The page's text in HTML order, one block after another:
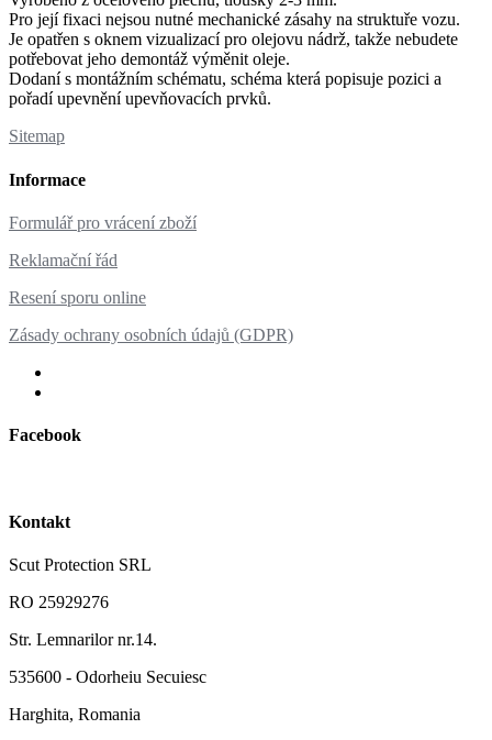
Pro její fixaci nejsou nutné mechanické zásahy na struktuře vozu.
Je opatřen s oknem vizualizací pro olejovu nádrž, takže nebudete
potřebovat jeho demontáž výměnit oleje.
Dodaní s montážním schématu, schéma která popisuje pozici a
pořadí upevnění upevňovacích prvků.
Sitemap
Informace
Formulář pro vrácení zboží
Reklamační řád
Resení sporu online
Zásady ochrany osobních údajů (GDPR)
Facebook
Kontakt
Scut Protection SRL
RO 25929276
Str. Lemnarilor nr.14.
535600 - Odorheiu Secuiesc
Harghita, Romania